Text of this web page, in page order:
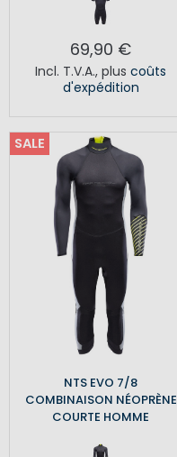
69,90 €
Incl. T.V.A., plus coûts
d'expédition
SALE
NTS EVO 7/8
COMBINAISON NÉOPRÈNE
COURTE HOMME